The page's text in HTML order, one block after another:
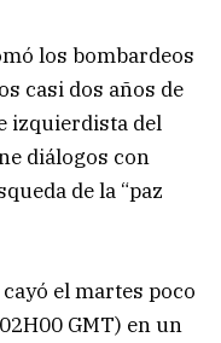
los bombardeos
casi dos años de
izquierdista del
diálogos con
de la “paz
el martes poco
GMT) en un